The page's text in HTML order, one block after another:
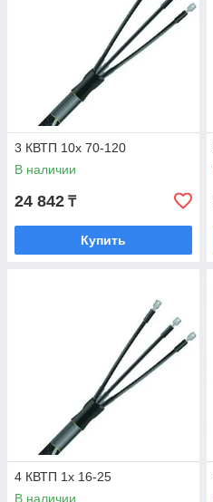
3 КВТП 10х 70-120
В наличии
24 842 ₸
Купить
4 КВТП 1х 16-25
В наличии